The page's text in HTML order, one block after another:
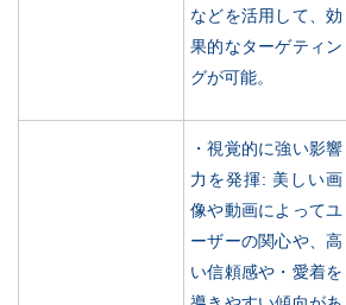
などを活用して、効
果的なターゲティン
グが可能。
・視覚的に強い影響
力を発揮: 美しい画
像や動画によってユ
ーザーの関心や、高
い信頼感や・愛着を